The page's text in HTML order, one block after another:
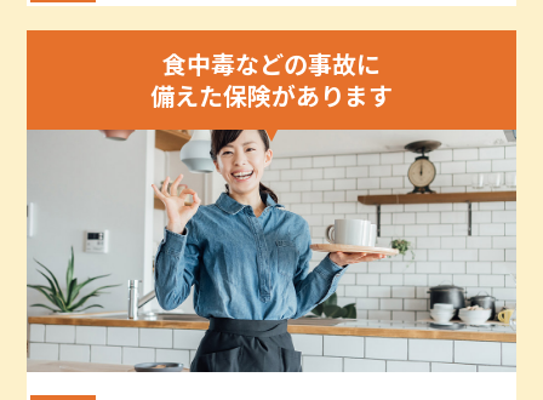
食中毒などの事故に
備えた保険があります